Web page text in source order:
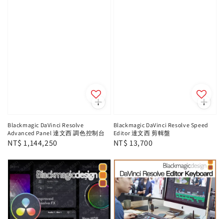
Blackmagic DaVinci Resolve
Advanced Panel 達文西 調色控制台
Regular
NT$ 1,144,250
Blackmagic DaVinci Resolve Speed
Editor 達文西 剪輯盤
Regular
NT$ 13,700